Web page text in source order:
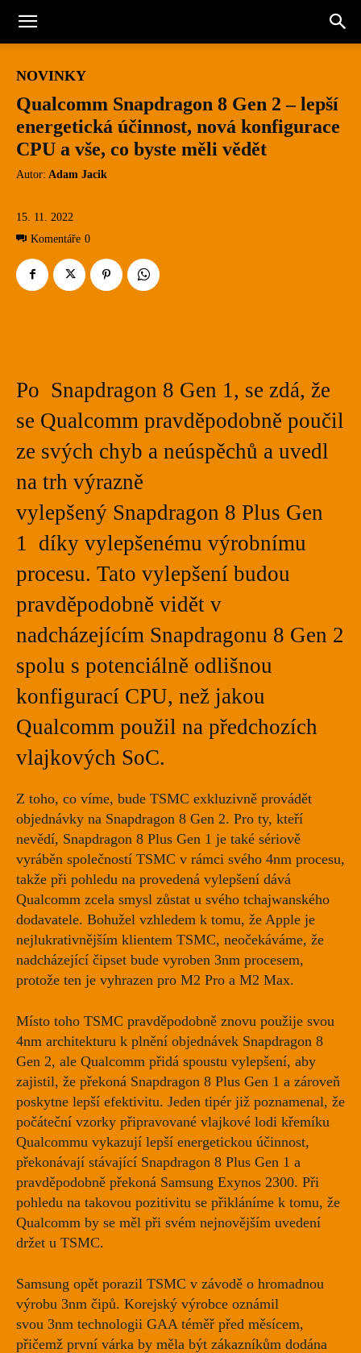
15. 11. 2022
Komentáře 0
NOVINKY
Qualcomm Snapdragon 8 Gen 2 – lepší
energetická účinnost, nová konfigurace
CPU a vše, co byste měli vědět
Autor: Adam Jacik
Po Snapdragon 8 Gen 1, se zdá, že
se Qualcomm pravděpodobně poučil
ze svých chyb a neúspěchů a uvedl
na trh výrazně
vylepšený Snapdragon 8 Plus Gen
1 díky vylepšenému výrobnímu
procesu. Tato vylepšení budou
pravděpodobně vidět v
nadcházejícím Snapdragonu 8 Gen 2
spolu s potenciálně odlišnou
konfigurací CPU, než jakou
Qualcomm použil na předchozích
vlajkových SoC.
Z toho, co víme, bude TSMC exkluzivně provádět
objednávky na Snapdragon 8 Gen 2. Pro ty, kteří
nevědí, Snapdragon 8 Plus Gen 1 je také sériově
vyráběn společností TSMC v rámci svého 4nm procesu,
takže při pohledu na provedená vylepšení dává
Qualcomm zcela smysl zůstat u svého tchajwanského
dodavatele. Bohužel vzhledem k tomu, že Apple je
nejlukrativnějším klientem TSMC, neočekáváme, že
nadcházející čipset bude vyroben 3nm procesem,
protože ten je vyhrazen pro M2 Pro a M2 Max.
Místo toho TSMC pravděpodobně znovu použije svou
4nm architekturu k plnění objednávek Snapdragon 8
Gen 2, ale Qualcomm přidá spoustu vylepšení, aby
zajistil, že překoná Snapdragon 8 Plus Gen 1 a zároveň
poskytne lepší efektivitu. Jeden tipér již poznamenal, že
počáteční vzorky připravované vlajkové lodi křemíku
Qualcommu vykazují lepší energetickou účinnost,
překonávají stávající Snapdragon 8 Plus Gen 1 a
pravděpodobně překoná Samsung Exynos 2300. Při
pohledu na takovou pozitivitu se přikláníme k tomu, že
Qualcomm by se měl při svém nejnovějším uvedení
držet u TSMC.
Samsung opět porazil TSMC v závodě o hromadnou
výrobu 3nm čipů. Korejský výrobce oznámil
svou 3nm technologii GAA téměř před měsícem,
přičemž první várka by měla být zákazníkům dodána